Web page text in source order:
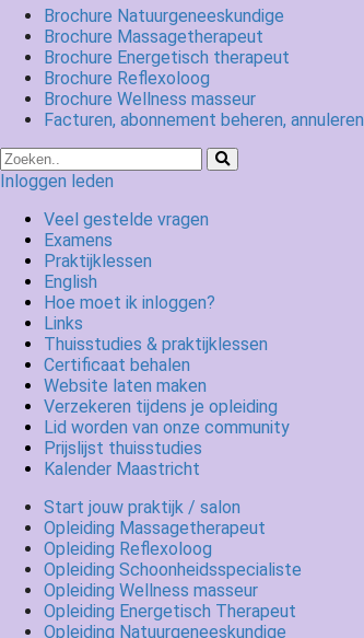
Brochure Natuurgeneeskundige
Brochure Massagetherapeut
Brochure Energetisch therapeut
Brochure Reflexoloog
Brochure Wellness masseur
Facturen, abonnement beheren, annuleren
Inloggen leden
Veel gestelde vragen
Examens
Praktijklessen
English
Hoe moet ik inloggen?
Links
Thuisstudies & praktijklessen
Certificaat behalen
Website laten maken
Verzekeren tijdens je opleiding
Lid worden van onze community
Prijslijst thuisstudies
Kalender Maastricht
Start jouw praktijk / salon
Opleiding Massagetherapeut
Opleiding Reflexoloog
Opleiding Schoonheidsspecialiste
Opleiding Wellness masseur
Opleiding Energetisch Therapeut
Opleiding Natuurgeneeskundige